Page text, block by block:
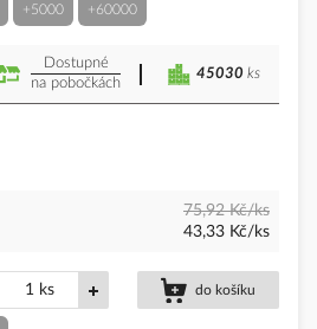
+5000 +60000
Dostupné
na pobočkách
45030 ks
75,92 Kč/ks
43,33 Kč/ks
ks do košíku